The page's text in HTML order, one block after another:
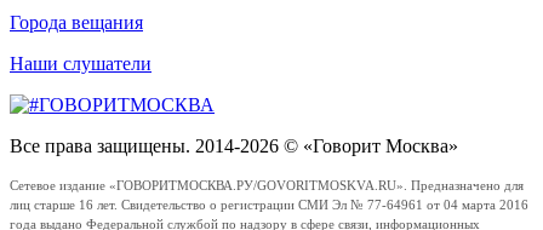
Города вещания
Наши слушатели
Все права защищены. 2014-2026 © «Говорит Москва»
Сетевое издание «ГОВОРИТМОСКВА.РУ/GOVORITMOSKVA.RU». Предназначено для
лиц старше 16 лет. Свидетельство о регистрации СМИ Эл № 77-64961 от 04 марта 2016
года выдано Федеральной службой по надзору в сфере связи, информационных